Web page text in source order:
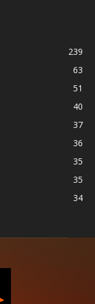
239
63
51
40
37
36
35
35
34